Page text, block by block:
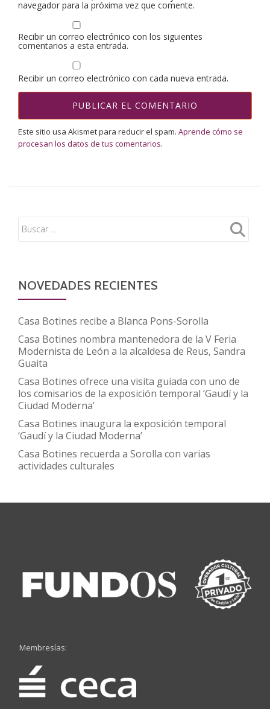
navegador para la próxima vez que comente.
Recibir un correo electrónico con los siguientes
comentarios a esta entrada.
Recibir un correo electrónico con cada nueva entrada.
Este sitio usa Akismet para reducir el spam. Aprende cómo se
procesan los datos de tus comentarios.
NOVEDADES RECIENTES
Casa Botines recibe a Blanca Pons-Sorolla
Casa Botines nombra mantenedora de la V Feria
Modernista de León a la alcaldesa de Reus, Sandra
Guaita
Casa Botines ofrece una visita guiada con uno de
los comisarios de la exposición temporal ‘Gaudí y la
Ciudad Moderna’
Casa Botines inaugura la exposición temporal
‘Gaudí y la Ciudad Moderna’
Casa Botines recuerda a Sorolla con varias
actividades culturales
Membresías: